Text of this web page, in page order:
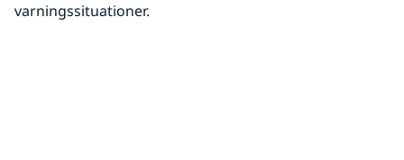
varningssituationer.